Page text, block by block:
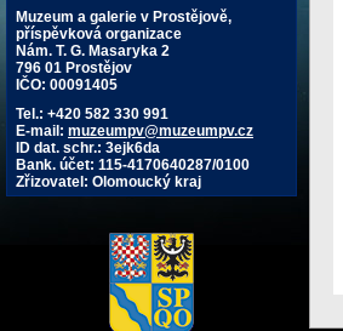
Muzeum a galerie v Prostějově,
příspěvková organizace
Nám. T. G. Masaryka 2
796 01 Prostějov
IČO: 00091405
Tel.: +420 582 330 991
E-mail: muzeumpv@muzeumpv.cz
ID dat. schr.: 3ejk6da
Bank. účet: 115-4170640287/0100
Zřizovatel: Olomoucký kraj